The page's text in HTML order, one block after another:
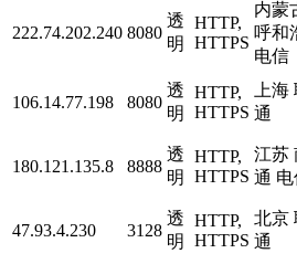
222.74.202.240 8080
透
明
HTTP,
HTTPS
内蒙
呼和
电信
106.14.77.198 8080
透
明
HTTP,
HTTPS
上海
通
180.121.135.8 8888
透
明
HTTP,
HTTPS
江苏
通 电
47.93.4.230 3128
透
明
HTTP,
HTTPS
北京
通